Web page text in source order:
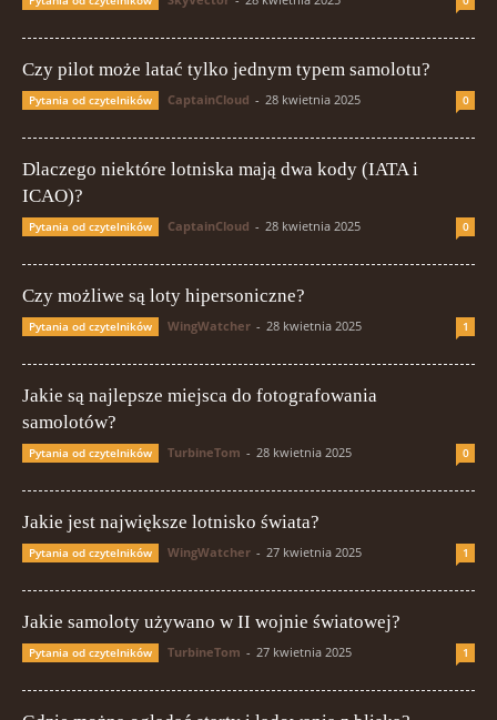
Czy pilot może latać tylko jednym typem samolotu?
Pytania od czytelników CaptainCloud - 28 kwietnia 2025 0
Dlaczego niektóre lotniska mają dwa kody (IATA i
ICAO)?
Pytania od czytelników CaptainCloud - 28 kwietnia 2025 0
Czy możliwe są loty hipersoniczne?
Pytania od czytelników WingWatcher - 28 kwietnia 2025 1
Jakie są najlepsze miejsca do fotografowania
samolotów?
Pytania od czytelników TurbineTom - 28 kwietnia 2025 0
Jakie jest największe lotnisko świata?
Pytania od czytelników WingWatcher - 27 kwietnia 2025 1
Jakie samoloty używano w II wojnie światowej?
Pytania od czytelników TurbineTom - 27 kwietnia 2025 1